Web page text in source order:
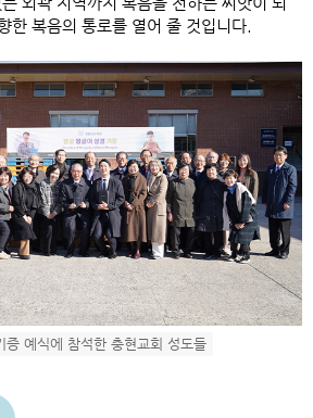
외곽 지역까지 복음을 전하는 씨앗이 되
한 복음의 통로를 열어 줄 것입니다.
증 예식에 참석한 충현교회 성도들